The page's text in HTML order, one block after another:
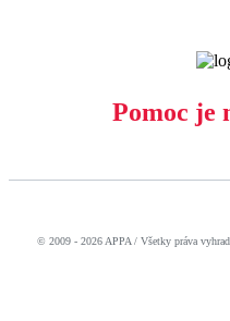
Pomoc je
© 2009 - 2026 APPA / Všetky práva